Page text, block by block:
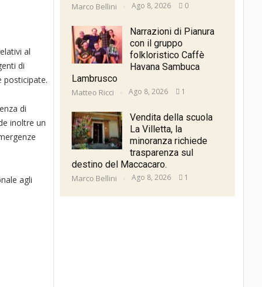
al
di
posticipate.
di
inoltre un
agli
Marco Bellini Ago 8, 2026 0
Narrazioni di Pianura
con il gruppo
folkloristico Caffè
Havana Sambuca
Lambrusco
Matteo Ricci Ago 8, 2026 1
Vendita della scuola
La Villetta, la
minoranza richiede
trasparenza sul
destino del Maccacaro.
Marco Bellini Ago 8, 2026 1